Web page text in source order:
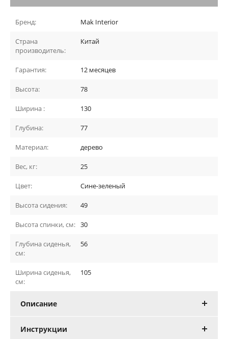
Бренд: Mak Interior
Страна
производитель:
Китай
Гарантия: 12 месяцев
Высота: 78
Ширина : 130
Глубина: 77
Материал: дерево
Вес, кг: 25
Цвет: Сине-зеленый
Высота сидения: 49
Высота спинки, см: 30
Глубина сиденья,
см:
56
Ширина сиденья,
см:
105
Описание
Инструкции